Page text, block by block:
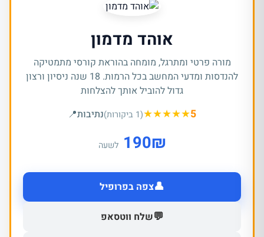
אוהד מדמון
מורה פרטי ומתרגל, מומחה בהוראת קורסי מתמטיקה
להנדסות ומדעי המחשב בכל הרמות. 18 שנה ניסיון ורצון
גדול להוביל אותך להצלחות
(1 ביקורות)★★★★★5 נתיבות📍
₪
190 לשעה
👤צפה בפרופיל
💬שלח ווטסאפ